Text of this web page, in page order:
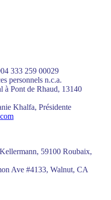
333 259 00029
personnels n.c.a.
à Pont de Rhaud, 13140
Khalfa, Présidente
59100 Roubaix,
Ave #4133, Walnut, CA